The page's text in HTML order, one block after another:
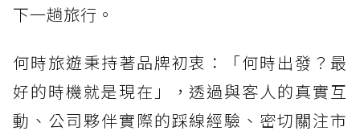
下一趟旅行。
何時旅遊秉持著品牌初衷：「何時出發？最
好的時機就是現在」，透過與客人的真實互
動、公司夥伴實際的踩線經驗、密切關注市